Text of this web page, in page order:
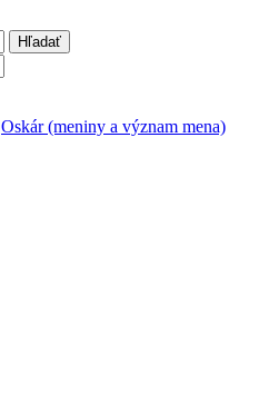
Oskár (meniny a význam mena)